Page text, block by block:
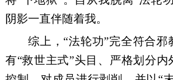
阴影一直伴随着我。
综上， “法轮功”完全符合邪
有“救世主式”头目、严格划分内